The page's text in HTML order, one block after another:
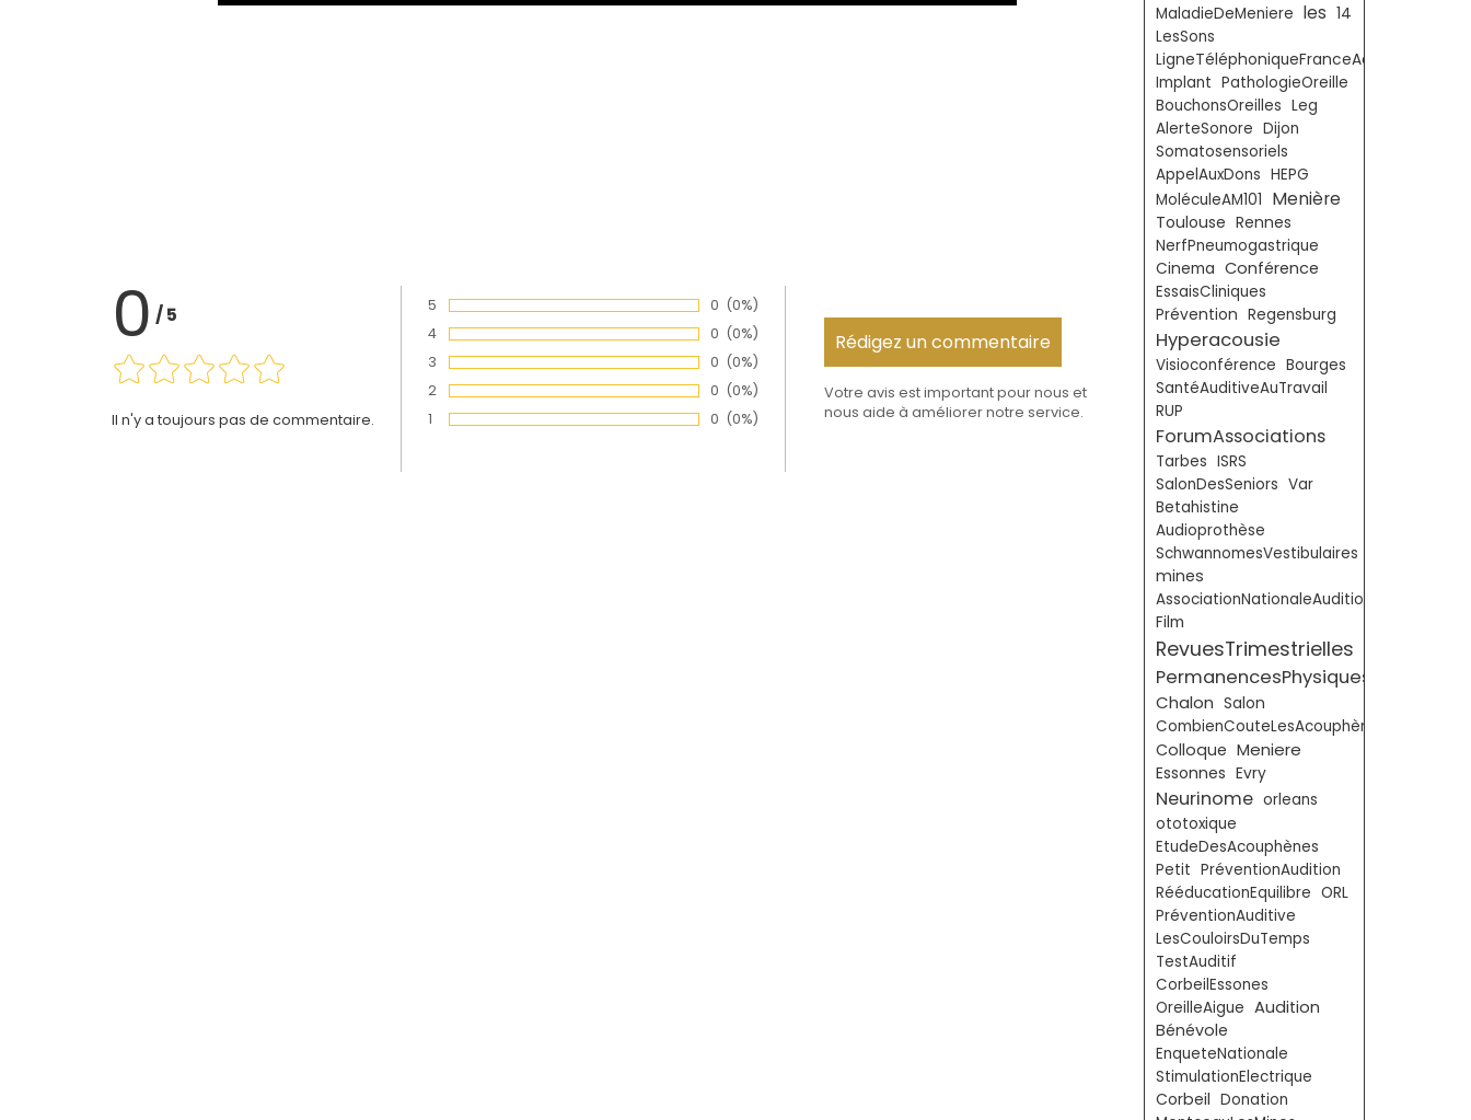
0 /5
Il n'y a toujours pas de commentaire.
Vote :
5 Nombre de votes :
0 Pourcentage des évaluations:
(0%)
Vote :
4 Nombre de votes :
0 Pourcentage des évaluations:
(0%)
Vote :
3 Nombre de votes :
0 Pourcentage des évaluations:
(0%)
Vote :
2 Nombre de votes :
0 Pourcentage des évaluations:
(0%)
Vote :
1 Nombre de votes :
0 Pourcentage des évaluations:
(0%)
Votre avis est important pour nous et
nous aide à améliorer notre service.
MaladieDeMeniere les 14
LesSons
LigneTéléphoniqueFranceAcouphènes
Implant PathologieOreille
BouchonsOreilles Leg
AlerteSonore Dijon
Somatosensoriels
AppelAuxDons HEPG
MoléculeAM101 Menière
Toulouse Rennes
NerfPneumogastrique
Cinema Conférence
EssaisCliniques
Prévention Regensburg
Hyperacousie
Visioconférence Bourges
SantéAuditiveAuTravail
RUP
ForumAssociations
Tarbes ISRS
SalonDesSeniors Var
Betahistine
Audioprothèse
SchwannomesVestibulaires
mines
AssociationNationaleAudition
Film
RevuesTrimestrielles
PermanencesPhysiques
Chalon Salon
CombienCouteLesAcouphènes
Colloque Meniere
Essonnes Evry
Neurinome orleans
ototoxique
EtudeDesAcouphènes
Petit PréventionAudition
RééducationEquilibre ORL
PréventionAuditive
LesCouloirsDuTemps
TestAuditif
CorbeilEssones
OreilleAigue Audition
Bénévole
EnqueteNationale
StimulationElectrique
Corbeil Donation